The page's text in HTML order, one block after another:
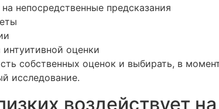
непосредственные предсказания
оценки
собственных оценок и выбирать, в
исследование.
воздействует